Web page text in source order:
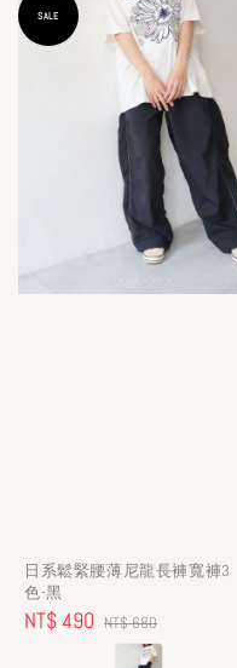
SALE
日系鬆緊腰薄尼龍長褲寬褲3
色-黑
Sale
NT$ 490 Regular
price
NT$ 680